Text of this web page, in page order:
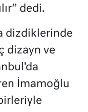
dedi.
dizdiklerinde
dizayn ve
İmamoğlu